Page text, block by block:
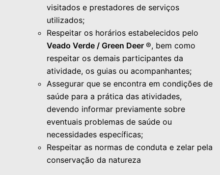
visitados e prestadores de serviços
utilizados;
Respeitar os horários estabelecidos pelo
Veado Verde / Green Deer ®, bem como
respeitar os demais participantes da
atividade, os guias ou acompanhantes;
Assegurar que se encontra em condições de
saúde para a prática das atividades,
devendo informar previamente sobre
eventuais problemas de saúde ou
necessidades específicas;
Respeitar as normas de conduta e zelar pela
conservação da natureza